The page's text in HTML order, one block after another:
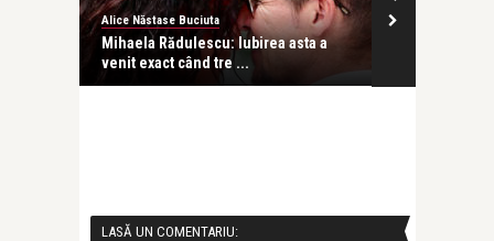
Alice Năstase Buciuta
Mihaela Rădulescu: Iubirea asta a
venit exact când tre ...
LASĂ UN COMENTARIU: